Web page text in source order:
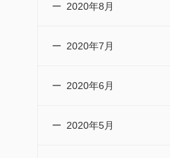
2020年8月
2020年7月
2020年6月
2020年5月